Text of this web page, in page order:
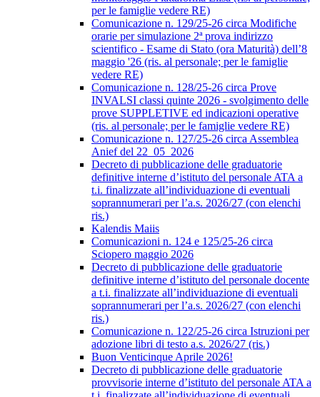
per le famiglie vedere RE)
Comunicazione n. 129/25-26 circa Modifiche
orarie per simulazione 2ª prova indirizzo
scientifico - Esame di Stato (ora Maturità) dell’8
maggio '26 (ris. al personale; per le famiglie
vedere RE)
Comunicazione n. 128/25-26 circa Prove
INVALSI classi quinte 2026 - svolgimento delle
prove SUPPLETIVE ed indicazioni operative
(ris. al personale; per le famiglie vedere RE)
Comunicazione n. 127/25-26 circa Assemblea
Anief del 22_05_2026
Decreto di pubblicazione delle graduatorie
definitive interne d’istituto del personale ATA a
t.i. finalizzate all’individuazione di eventuali
soprannumerari per l’a.s. 2026/27 (con elenchi
ris.)
Kalendis Maiis
Comunicazioni n. 124 e 125/25-26 circa
Sciopero maggio 2026
Decreto di pubblicazione delle graduatorie
definitive interne d’istituto del personale docente
a t.i. finalizzate all’individuazione di eventuali
soprannumerari per l’a.s. 2026/27 (con elenchi
ris.)
Comunicazione n. 122/25-26 circa Istruzioni per
adozione libri di testo a.s. 2026/27 (ris.)
Buon Venticinque Aprile 2026!
Decreto di pubblicazione delle graduatorie
provvisorie interne d’istituto del personale ATA a